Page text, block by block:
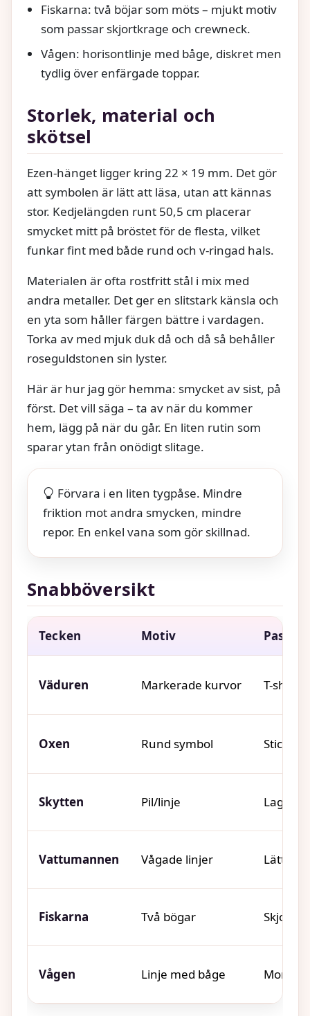
Fiskarna: två böjar som möts – mjukt motiv
som passar skjortkrage och crewneck.
Vågen: horisontlinje med båge, diskret men
tydlig över enfärgade toppar.
Storlek, material och
skötsel
Ezen-hänget ligger kring 22 × 19 mm. Det gör
att symbolen är lätt att läsa, utan att kännas
stor. Kedjelängden runt 50,5 cm placerar
smycket mitt på bröstet för de flesta, vilket
funkar fint med både rund och v-ringad hals.
Materialen är ofta rostfritt stål i mix med
andra metaller. Det ger en slitstark känsla och
en yta som håller färgen bättre i vardagen.
Torka av med mjuk duk då och då så behåller
roseguldstonen sin lyster.
Här är hur jag gör hemma: smycket av sist, på
först. Det vill säga – ta av när du kommer
hem, lägg på när du går. En liten rutin som
sparar ytan från onödigt slitage.
Förvara i en liten tygpåse. Mindre
friktion mot andra smycken, mindre
repor. En enkel vana som gör skillnad.
Snabböversikt
Tecken Motiv Passar
Väduren Markerade kurvor T-shirt,
Oxen Rund symbol Stickat,
Skytten Pil/linje Lager
Vattumannen Vågade linjer Lätta
Fiskarna Två bögar Skjorta
Vågen Linje med båge